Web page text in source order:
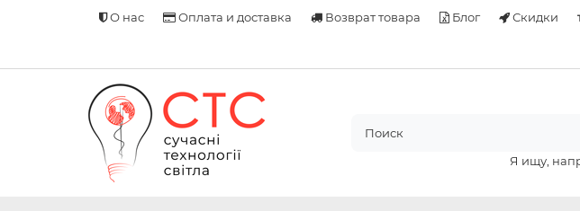
О нас Оплата и доставка Возврат товара Блог Скидки
Я ищу,